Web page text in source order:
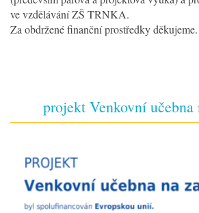
ve vzdělávání ZŠ TRNKA.
Za obdržené finanční prostředky děkujeme.
projekt Venkovní učebna